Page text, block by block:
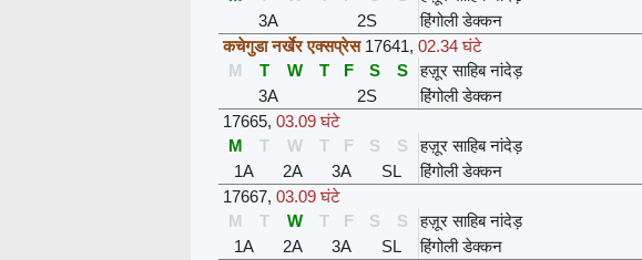
3A
2S हिंगोली डेक्कन
कचेगुडा नर्खेर एक्सप्रेस 17641, 02.34 घंटे
M
T W T F S S हज़ूर साहिब नांदेड़
3A
2S हिंगोली डेक्कन
17665, 03.09 घंटे
M
T W T F S S हज़ूर साहिब नांदेड़
1A
2A 3A SL हिंगोली डेक्कन
17667, 03.09 घंटे
M
T W T F S S हज़ूर साहिब नांदेड़
1A
2A 3A SL हिंगोली डेक्कन